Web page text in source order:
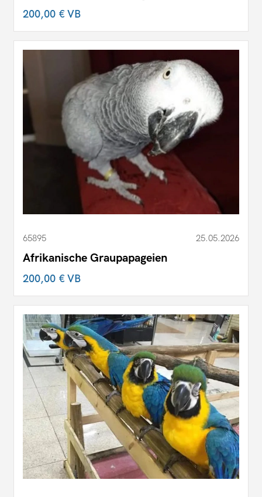
200,00 €VB
65895 25.05.2026
Afrikanische Graupapageien
200,00 €VB